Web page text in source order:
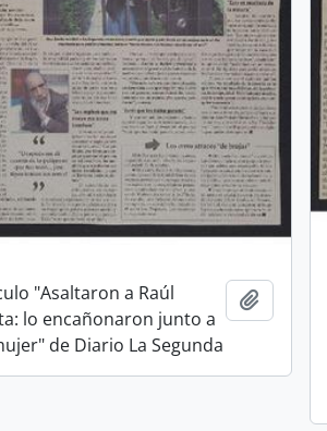
"Asaltaron a Raúl
lo encañonaron junto a
de Diario La Segunda